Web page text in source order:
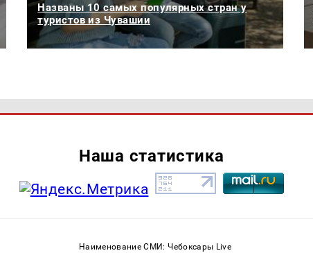
Названы 10 самых популярных стран у
туристов из Чувашии
Наша статистика
Наименование СМИ: Чебоксары Live